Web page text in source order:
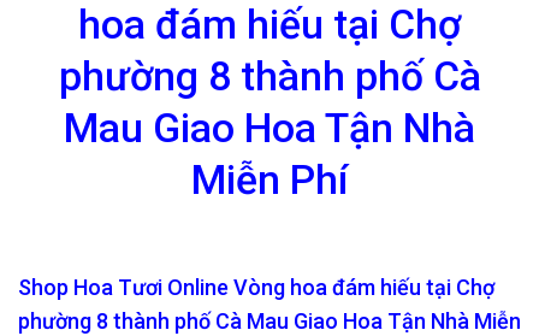
hoa đám hiếu tại Chợ
phường 8 thành phố Cà
Mau Giao Hoa Tận Nhà
Miễn Phí
Shop Hoa Tươi Online Vòng hoa đám hiếu tại Chợ
phường 8 thành phố Cà Mau Giao Hoa Tận Nhà Miễn